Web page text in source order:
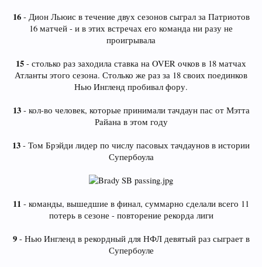
16- Дион Льюис в течение двух сезонов сыграл за Патриотов
16 матчей - и в этих встречах его команда ни разу не
проигрывала
15 - столько раз заходила ставка на OVER очков в 18 матчах
Атланты этого сезона. Столько же раз за 18 своих поединков
Нью Ингленд пробивал фору.
13- кол-во человек, которые принимали тачдаун пас от Мэтта
Райана в этом году
13 - Том Брэйди лидер по числу пасовых тачдаунов в истории
Супербоула
11 - команды, вышедшие в финал, суммарно сделали всего 11
потерь в сезоне - повторение рекорда лиги
9- Нью Ингленд в рекордный для НФЛ девятый раз сыграет в
Супербоуле